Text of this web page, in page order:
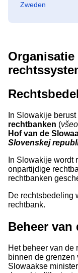
Zweden
Organisatie
In Slowakije
rechtbanken (
Hof van de
Slovenskej
In Slowakije wordt
onpartijdige
rechtbanken
De rechtsbedeling
rechtbank.
Beheer van
Het beheer van de
binnen de grenzen
Slowaakse